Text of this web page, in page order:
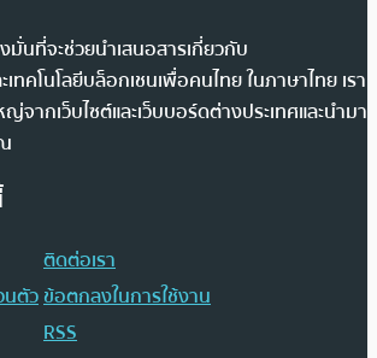
มั่นที่จะช่วยนำเสนอสารเกี่ยวกับ
ทคโนโลยีบล็อกเชนเพื่อคนไทย ในภาษาไทย เรา
จากเว็บไซต์และเว็บบอร์ดต่างประเทศและนำมา
ติดต่อเรา
นตัวข้อตกลงในการใช้งาน
RSS